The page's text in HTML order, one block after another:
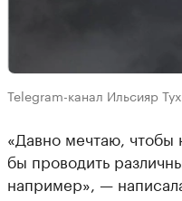
Telegram-канал Ильсияр
«Давно мечтаю, чтобы
бы проводить
например», —